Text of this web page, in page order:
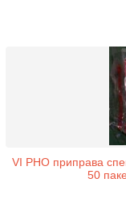
VI PHO приправа
50